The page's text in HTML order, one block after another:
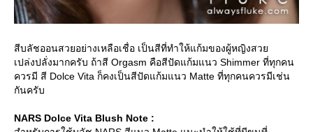
สีบลัชออนสวยอย่างเหลือเชื่อ เป็นสีที่ทำให้แก้มของผู้หญิงสว
เปล่งปลั่งมากครับ ถ้าสี Orgasm คือสีปัดแก้มแนว Shimmer ที่ทุกคน
ควรมี สี Dolce Vita ก็คงเป็นสีปัดแก้มแนว Matte ที่ทุกคนควรมีเช่น
กันครับ
NARS Dolce Vita Blush Note :